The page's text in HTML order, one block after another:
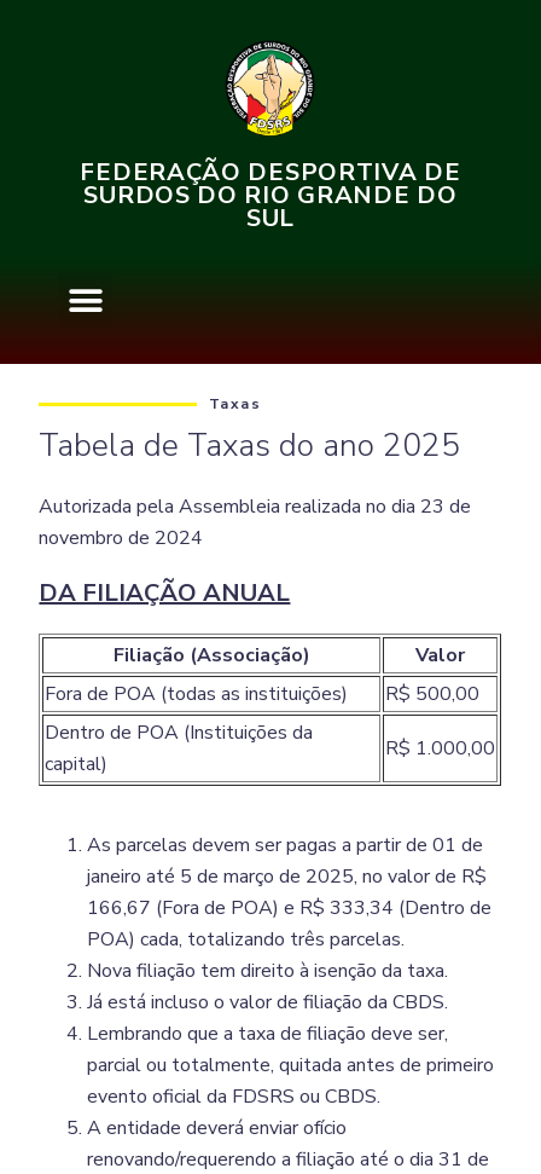
FEDERAÇÃO DESPORTIVA DE
SURDOS DO RIO GRANDE DO
SUL
Taxas
Tabela de Taxas do ano 2025
Autorizada pela Assembleia realizada no dia 23 de
novembro de 2024
DA FILIAÇÃO ANUAL
Filiação (Associação)
Valor
Fora de POA (todas as instituições)
R$ 500,00
Dentro de POA (Instituições da
capital)
R$ 1.000,00
As parcelas devem ser pagas a partir de 01 de
janeiro até 5 de março de 2025, no valor de R$
166,67 (Fora de POA) e R$ 333,34 (Dentro de
POA) cada, totalizando três parcelas.
Nova filiação tem direito à isenção da taxa.
Já está incluso o valor de filiação da CBDS.
Lembrando que a taxa de filiação deve ser,
parcial ou totalmente, quitada antes de primeiro
evento oficial da FDSRS ou CBDS.
A entidade deverá enviar ofício
renovando/requerendo a filiação até o dia 31 de